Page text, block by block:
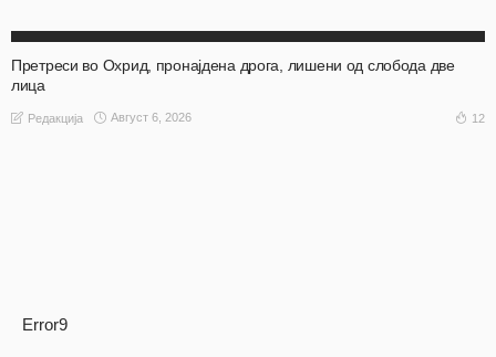
Претреси во Охрид, пронајдена дрога, лишени од слобода две
лица
Редакција Август 6, 2026 12
Error9